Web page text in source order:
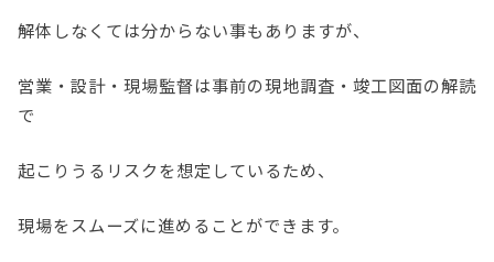
解体しなくては分からない事もありますが、
営業・設計・現場監督は事前の現地調査・竣工図面の解読
で
起こりうるリスクを想定しているため、
現場をスムーズに進めることができます。